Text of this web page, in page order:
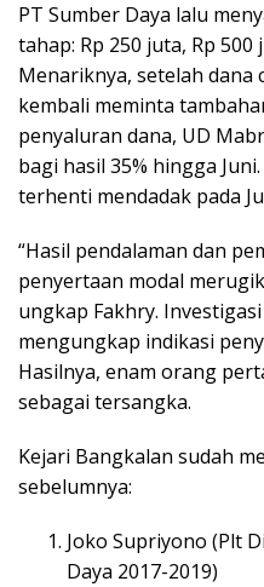
PT Sumber Daya lalu
tahap: Rp 250 juta, Rp 500
Menariknya, setelah dana
kembali meminta
penyaluran dana, UD
bagi hasil 35% hingga
terhenti mendadak pada
“Hasil pendalaman dan
penyertaan modal
ungkap Fakhry.
mengungkap indikasi
Hasilnya, enam orang
sebagai tersangka.
Kejari Bangkalan sudah
sebelumnya:
Joko Supriyono (Plt
Daya 2017-2019)